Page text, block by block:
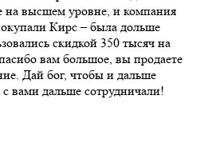
на высшем уровне, и компания
Кирс – была дольше
скидкой 350 тысяч на
вам большое, вы продаете
Дай бог, чтобы и дальше
вами дальше сотрудничали!